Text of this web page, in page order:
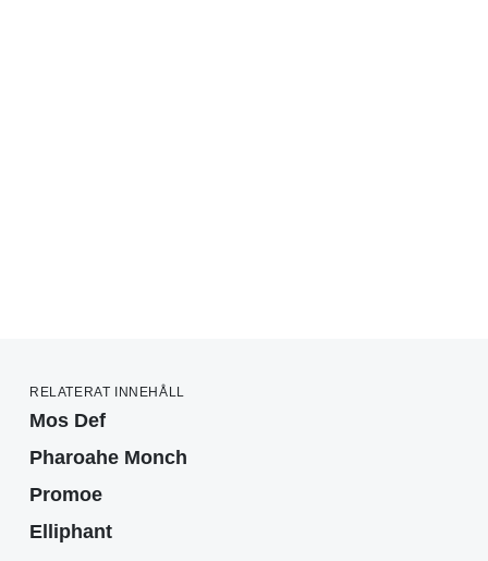
RELATERAT INNEHÅLL
Mos Def
Pharoahe Monch
Promoe
Elliphant